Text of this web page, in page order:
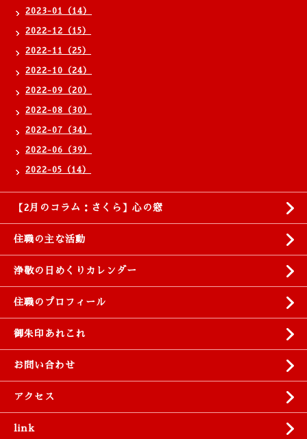
2023-01（14）
2022-12（15）
2022-11（25）
2022-10（24）
2022-09（20）
2022-08（30）
2022-07（34）
2022-06（39）
2022-05（14）
【2月のコラム：さくら】心の窓
住職の主な活動
浄敬の日めくりカレンダー
住職のプロフィール
御朱印あれこれ
お問い合わせ
アクセス
link